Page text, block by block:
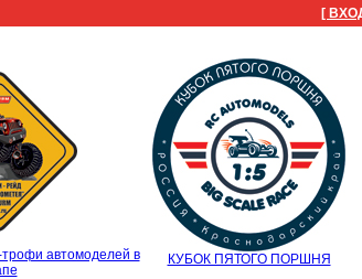
[
автомоделей в
КУБОК ПЯТОГО ПОРШНЯ